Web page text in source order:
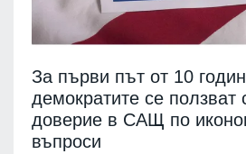
За първи път от 10
демократите се ползват
доверие в САЩ по
въпроси